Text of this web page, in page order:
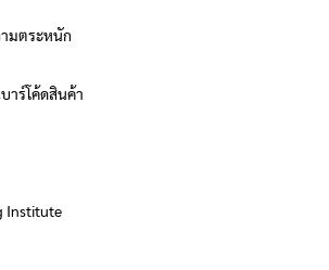
ามตระหนัก
าร์โค้ดสินค้า
Institute
คุณภาพดี
ดรับ และไปรษณีย์